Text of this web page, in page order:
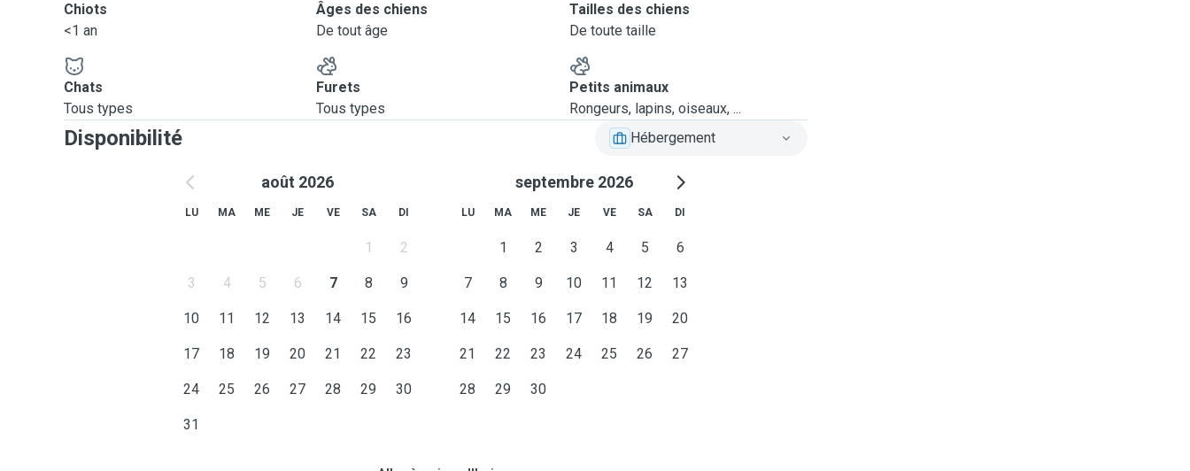
Chiots
<1 an
Âges des chiens
De tout âge
Tailles des chiens
De toute taille
Chats
Tous types
Furets
Tous types
Petits animaux
Rongeurs, lapins, oiseaux, ...
Disponibilité Hébergement
août 2026
LU MA ME JE VE SA DI
1 2
3 4 5 6 7 8 9
10 11 12 13 14 15 16
17 18 19 20 21 22 23
24 25 26 27 28 29 30
31
septembre 2026
LU MA ME JE VE SA DI
1 2 3 4 5 6
7 8 9 10 11 12 13
14 15 16 17 18 19 20
21 22 23 24 25 26 27
28 29 30